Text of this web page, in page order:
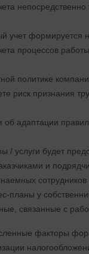
учет формируется
процессов
политике
риск признания
об адаптации
/ услуги будет
и
наемных
планы у
связанные с
факторы